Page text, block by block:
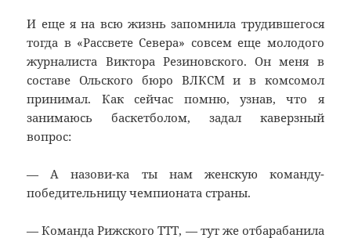
И еще я на всю жизнь запомнила трудившегося
тогда в «Рассвете Севера» совсем еще молодого
журналиста Виктора Резиновского. Он меня в
составе Ольского бюро ВЛКСМ и в комсомол
принимал. Как сейчас помню, узнав, что я
занимаюсь баскетболом, задал каверзный
вопрос:
— А назови-ка ты нам женскую команду-
победительницу чемпионата страны.
— Команда Рижского ТТТ, — тут же отбарабанила